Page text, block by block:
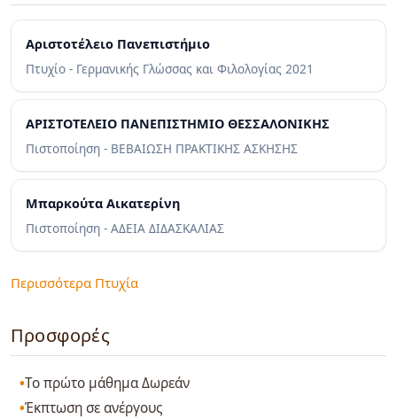
Αριστοτέλειο Πανεπιστήμιο
Πτυχίο - Γερμανικής Γλώσσας και Φιλολογίας 2021
ΑΡΙΣΤΟΤΕΛΕΙΟ ΠΑΝΕΠΙΣΤΗΜΙΟ ΘΕΣΣΑΛΟΝΙΚΗΣ
Πιστοποίηση - ΒΕΒΑΙΩΣΗ ΠΡΑΚΤΙΚΗΣ ΑΣΚΗΣΗΣ
Μπαρκούτα Αικατερίνη
Πιστοποίηση - ΑΔΕΙΑ ΔΙΔΑΣΚΑΛΙΑΣ
Περισσότερα Πτυχία
Προσφορές
Το πρώτο μάθημα Δωρεάν
Έκπτωση σε ανέργους